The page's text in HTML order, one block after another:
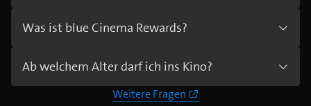
Was ist blue Cinema Rewards?
Ab welchem Alter darf ich ins Kino?
Weitere Fragen